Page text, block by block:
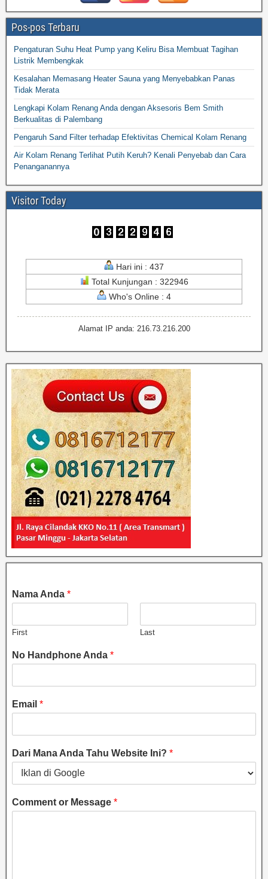
Pos-pos Terbaru
Pengaturan Suhu Heat Pump yang Keliru Bisa Membuat Tagihan
Listrik Membengkak
Kesalahan Memasang Heater Sauna yang Menyebabkan Panas
Tidak Merata
Lengkapi Kolam Renang Anda dengan Aksesoris Bem Smith
Berkualitas di Palembang
Pengaruh Sand Filter terhadap Efektivitas Chemical Kolam Renang
Air Kolam Renang Terlihat Putih Keruh? Kenali Penyebab dan Cara
Penanganannya
Visitor Today
Hari ini : 437
Total Kunjungan : 322946
Who's Online : 4
Alamat IP anda: 216.73.216.200
Nama Anda *
First Last
No Handphone Anda *
Email *
Dari Mana Anda Tahu Website Ini? *
Comment or Message *